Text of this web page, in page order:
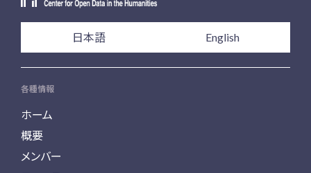
日本語 English
各種情報
ホーム
概要
メンバー